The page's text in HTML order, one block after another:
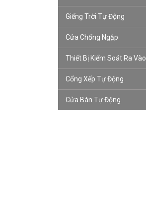
Giếng Trời Tự Động
Cửa Chống Ngập
Thiết Bị Kiểm Soát Ra Vào
Cổng Xếp Tự Động
Cửa Bán Tự Động